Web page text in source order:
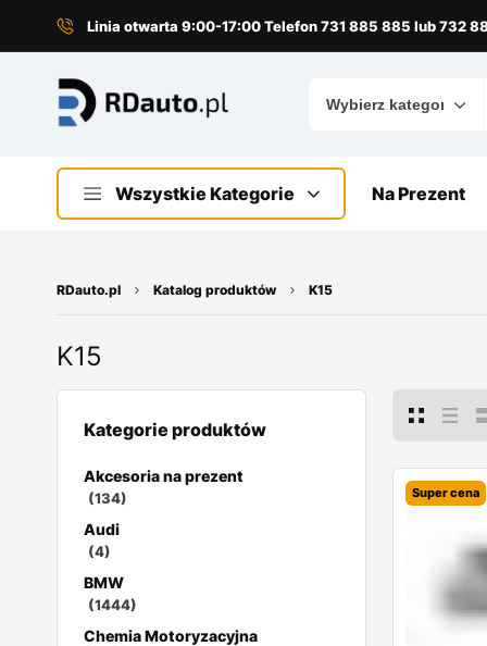
Linia otwarta 9:00-17:00 Telefon 731 885 885 lub 732
Wszystkie Kategorie Na Prezent
RDauto.pl Katalog produktów K15
K15
Kategorie produktów
Akcesoria na prezent
(134)
Audi
(4)
BMW
(1444)
Chemia Motoryzacyjna
Super cena